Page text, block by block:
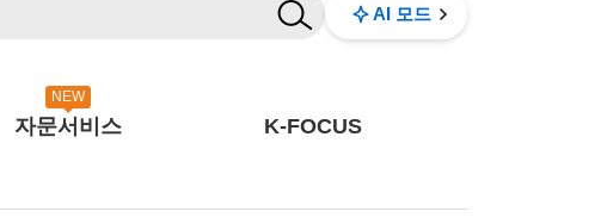
AI 모드
NEW
자문서비스 K-FOCUS